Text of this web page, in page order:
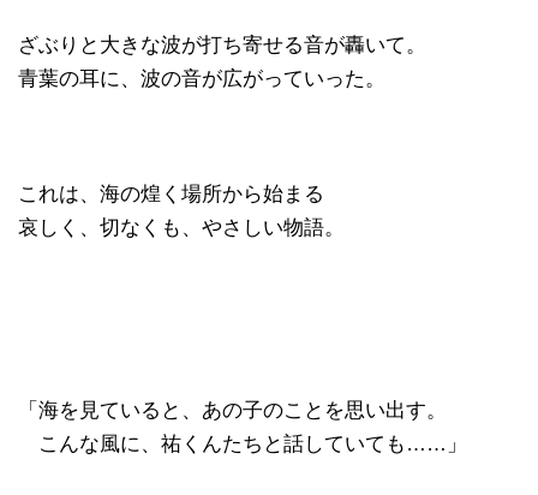
ざぶりと大きな波が打ち寄せる音が轟いて。
青葉の耳に、波の音が広がっていった。
これは、海の煌く場所から始まる
哀しく、切なくも、やさしい物語。
「海を見ていると、あの子のことを思い出す。
こんな風に、祐くんたちと話していても……」